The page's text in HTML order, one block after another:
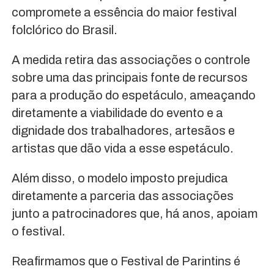
compromete a essência do maior festival
folclórico do Brasil.
A medida retira das associações o controle
sobre uma das principais fonte de recursos
para a produção do espetáculo, ameaçando
diretamente a viabilidade do evento e a
dignidade dos trabalhadores, artesãos e
artistas que dão vida a esse espetáculo.
Além disso, o modelo imposto prejudica
diretamente a parceria das associações
junto a patrocinadores que, há anos, apoiam
o festival.
Reafirmamos que o Festival de Parintins é